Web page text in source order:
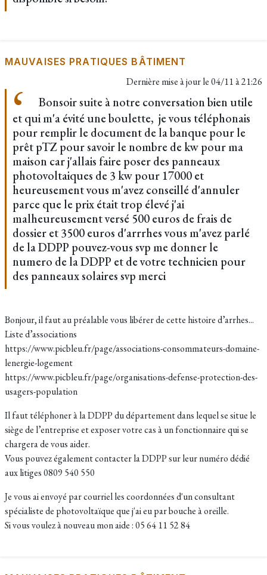
MAUVAISES PRATIQUES BÂTIMENT
Dernière mise à jour le04/11 à 21:26
Bonsoir suite à notre conversation bien utile
et qui m'a évité une boulette, je vous téléphonais
pour remplir le document de la banque pour le
prêt pTZ pour savoir le nombre de kw pour ma
maison car j'allais faire poser des panneaux
photovoltaiques de 3 kw pour 17000 et
heureusement vous m'avez conseillé d'annuler
parce que le prix était trop élevé j'ai
malheureusement versé 500 euros de frais de
dossier et 3500 euros d'arrrhes vous m'avez parlé
de la DDPP pouvez-vous svp me donner le
numero de la DDPP et de votre technicien pour
des panneaux solaires svp merci
Bonjour, il faut au préalable vous libérer de cette histoire d’arrhes...
Liste d’associations
https://www.picbleu.fr/page/associations-consommateurs-domaine-
lenergie-logement
https://www.picbleu.fr/page/organisations-defense-protection-des-
usagers-population
Il faut téléphoner à la DDPP du département dans lequel se situe le
siège de l’entreprise et exposer votre cas à un fonctionnaire qui se
chargera de vous aider.
Vous pouvez également contacter la DDPP sur leur numéro dédié
aux litiges 0809 540 550
Je vous ai envoyé par courriel les coordonnées d'un consultant
spécialiste de photovoltaïque que j'ai eu par bouche à oreille.
Si vous voulez à nouveau mon aide : 05 64 11 52 84